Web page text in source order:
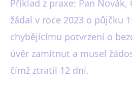
Příklad z praxe: Pan Novák,
žádal v roce 2023 o půjčku
chybějícímu potvrzení o
úvěr zamítnut a musel
čímž ztratil 12 dní.